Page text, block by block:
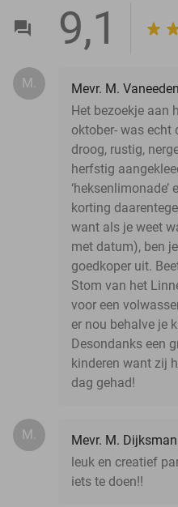
9,1
M.
Mevr. M. Vaneeden
Het bezoekje aan
oktober- was echt
droog, rustig,
herfstig
korting
want als je weet
met datum), ben
goedkoper uit.
Stom van het
voor een
er nou behalve je
Desondanks een
kinderen want zij
dag gehad!
M.
Mevr. M. Dijksman
leuk en creatief
iets te doen!!